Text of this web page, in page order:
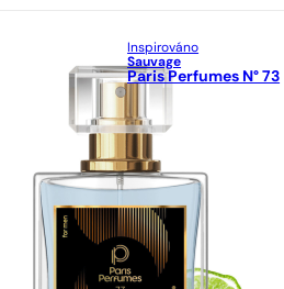
Inspirováno
Sauvage
Paris Perfumes N° 73